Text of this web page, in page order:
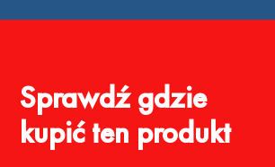
Sprawdź gdzie
kupić ten produkt